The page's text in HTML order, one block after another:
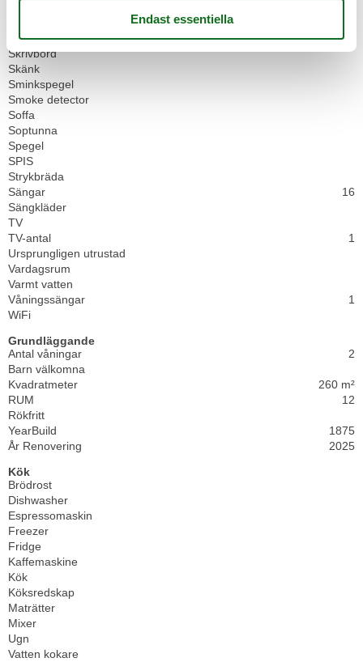
Mörkningsalternativ för rummet
Skrivbord
Skänk
Sminkspegel
Smoke detector
Soffa
Soptunna
Spegel
SPIS
Strykbräda
Sängar
16
Sängkläder
TV
TV-antal
1
Ursprungligen utrustad
Vardagsrum
Varmt vatten
Våningssängar
1
WiFi
Grundläggande
Antal våningar
2
Barn välkomna
Kvadratmeter
260 m²
RUM
12
Rökfritt
YearBuild
1875
År Renovering
2025
Kök
Brödrost
Dishwasher
Espressomaskin
Freezer
Fridge
Kaffemaskine
Kök
Köksredskap
Maträtter
Mixer
Ugn
Vatten kokare